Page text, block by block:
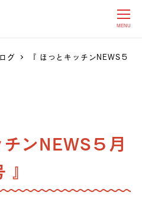
MENU
グ
『 ほっとキッチンNEWS５
ンNEWS５月
』